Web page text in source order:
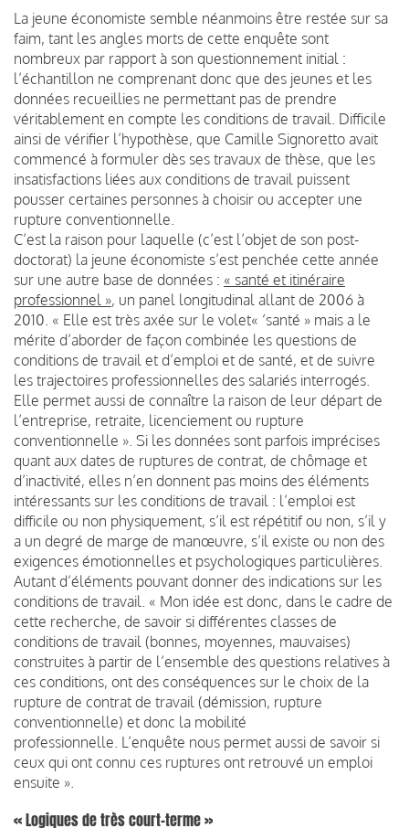
La jeune économiste semble néanmoins être restée sur sa
faim, tant les angles morts de cette enquête sont
nombreux par rapport à son questionnement initial :
l’échantillon ne comprenant donc que des jeunes et les
données recueillies ne permettant pas de prendre
véritablement en compte les conditions de travail. Difficile
ainsi de vérifier l’hypothèse, que Camille Signoretto avait
commencé à formuler dès ses travaux de thèse, que les
insatisfactions liées aux conditions de travail puissent
pousser certaines personnes à choisir ou accepter une
rupture conventionnelle.
C’est la raison pour laquelle (c’est l’objet de son post-
doctorat) la jeune économiste s’est penchée cette année
sur une autre base de données : « santé et itinéraire
professionnel », un panel longitudinal allant de 2006 à
2010. « Elle est très axée sur le volet« ‘santé » mais a le
mérite d’aborder de façon combinée les questions de
conditions de travail et d’emploi et de santé, et de suivre
les trajectoires professionnelles des salariés interrogés.
Elle permet aussi de connaître la raison de leur départ de
l’entreprise, retraite, licenciement ou rupture
conventionnelle ». Si les données sont parfois imprécises
quant aux dates de ruptures de contrat, de chômage et
d’inactivité, elles n’en donnent pas moins des éléments
intéressants sur les conditions de travail : l’emploi est
difficile ou non physiquement, s’il est répétitif ou non, s’il y
a un degré de marge de manœuvre, s’il existe ou non des
exigences émotionnelles et psychologiques particulières.
Autant d’éléments pouvant donner des indications sur les
conditions de travail. « Mon idée est donc, dans le cadre de
cette recherche, de savoir si différentes classes de
conditions de travail (bonnes, moyennes, mauvaises)
construites à partir de l’ensemble des questions relatives à
ces conditions, ont des conséquences sur le choix de la
rupture de contrat de travail (démission, rupture
conventionnelle) et donc la mobilité
professionnelle. L’enquête nous permet aussi de savoir si
ceux qui ont connu ces ruptures ont retrouvé un emploi
ensuite ».
« Logiques de très court-terme »